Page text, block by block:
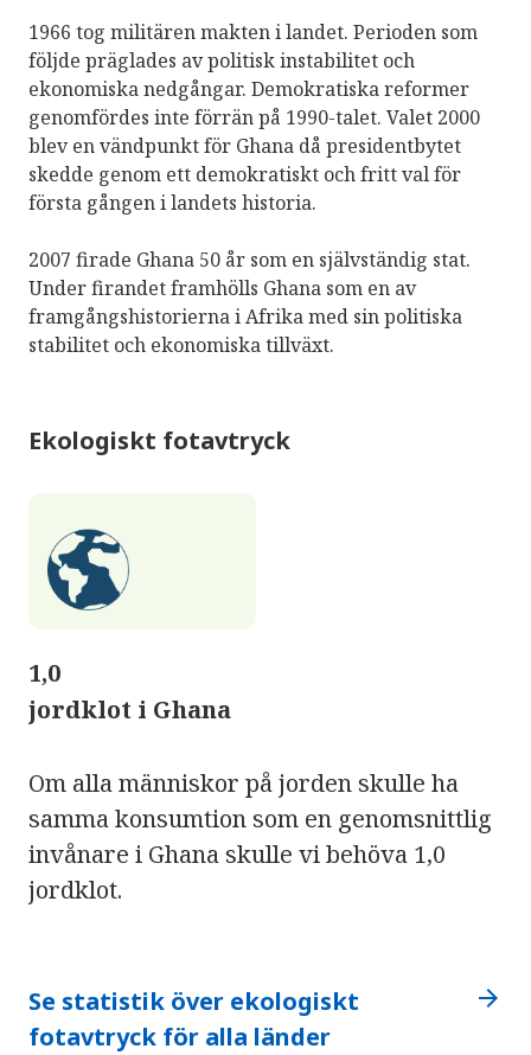
1966 tog militären makten i landet. Perioden som
följde präglades av politisk instabilitet och
ekonomiska nedgångar. Demokratiska reformer
genomfördes inte förrän på 1990-talet. Valet 2000
blev en vändpunkt för Ghana då presidentbytet
skedde genom ett demokratiskt och fritt val för
första gången i landets historia.
2007 firade Ghana 50 år som en självständig stat.
Under firandet framhölls Ghana som en av
framgångshistorierna i Afrika med sin politiska
stabilitet och ekonomiska tillväxt.
Ekologiskt fotavtryck
1,0
jordklot i Ghana
Om alla människor på jorden skulle ha
samma konsumtion som en genomsnittlig
invånare i Ghana skulle vi behöva 1,0
jordklot.
Se statistik över ekologiskt
fotavtryck för alla länder
arrow_forward